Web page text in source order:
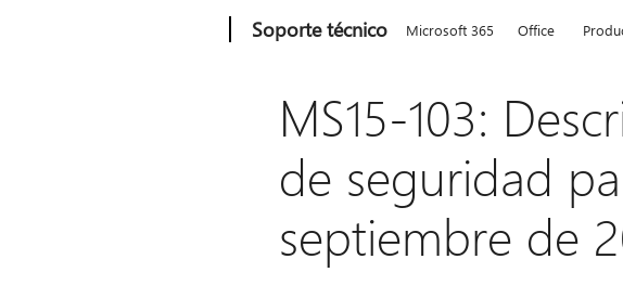
Soporte técnico Microsoft 365 Office
MS15-103:
de seguridad
septiembre de